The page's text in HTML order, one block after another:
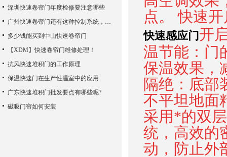
点。 快速
快速感应门 开
温节能：门
保温效果，
隔绝：底部
不平坦地面
采用*的双
统，高效的
动，防止外
深圳快速卷帘门年度检修要注意哪些
广州快速卷帘门还有这种控制系统，您知道吗？
多少钱能买到中山快速卷帘门
【XDM】快速卷帘门维修处理！
抗风快速堆积门的工作原理
保温快速门在生产性温室中的应用
广东快速堆积门批发要点有哪些呢?
磁吸门帘如何安装